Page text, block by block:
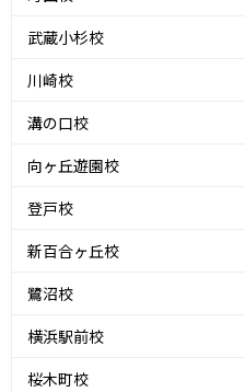
武蔵小杉校
川崎校
溝の口校
向ヶ丘遊園校
登戸校
新百合ヶ丘校
鷺沼校
横浜駅前校
桜木町校